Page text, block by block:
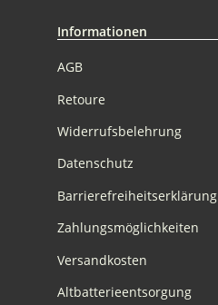
Informationen
AGB
Retoure
Widerrufsbelehrung
Datenschutz
Barrierefreiheitserklärung
Zahlungsmöglichkeiten
Versandkosten
Altbatterieentsorgung